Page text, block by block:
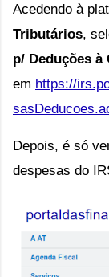
Acedendo à
Tributários,
p/ Deduções à
em https://
Depois, é só
despesas do